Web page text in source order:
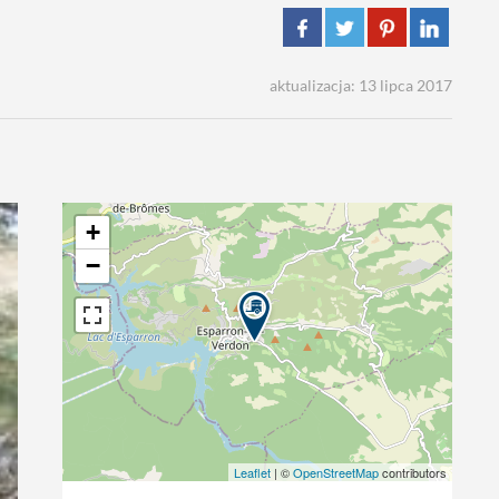
aktualizacja: 13 lipca 2017
+
−
Leaflet | ©OpenStreetMapcontributors